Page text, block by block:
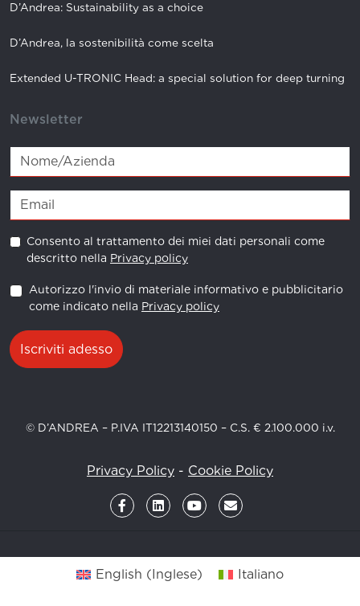
D’Andrea: Sustainability as a choice
D’Andrea, la sostenibilità come scelta
Extended U-TRONIC Head: a special solution for deep turning
Newsletter
Consento al trattamento dei miei dati personali come
descritto nella Privacy policy
Autorizzo l'invio di materiale informativo e pubblicitario
come indicato nella Privacy policy
Iscriviti adesso
© D’ANDREA – P.IVA IT12213140150 – C.S. € 2.100.000 i.v.
Privacy Policy - Cookie Policy
English (Inglese) Italiano